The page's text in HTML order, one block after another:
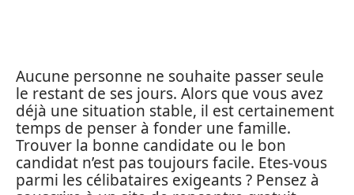
Aucune personne ne souhaite passer seule
le restant de ses jours. Alors que vous avez
déjà une situation stable, il est certainement
temps de penser à fonder une famille.
Trouver la bonne candidate ou le bon
candidat n’est pas toujours facile. Etes-vous
parmi les célibataires exigeants ? Pensez à